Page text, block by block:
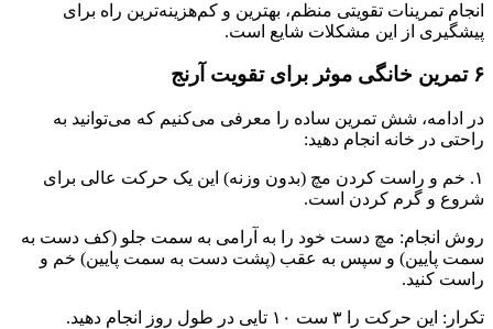
انجام تمرینات تقویتی منظم، بهترین و کم‌هزینه‌ترین راه برای
پیشگیری از این مشکلات شایع است.
۶ تمرین خانگی موثر برای تقویت آرنج
در ادامه، شش تمرین ساده را معرفی می‌کنیم که می‌توانید به
راحتی در خانه انجام دهید:
۱. خم و راست کردن مچ (بدون وزنه) این یک حرکت عالی برای
شروع و گرم کردن است.
روش انجام: مچ دست خود را به آرامی به سمت جلو (کف دست به
سمت پایین) و سپس به عقب (پشت دست به سمت پایین) خم و
راست کنید.
تکرار: این حرکت را ۳ ست ۱۰ تایی در طول روز انجام دهید.